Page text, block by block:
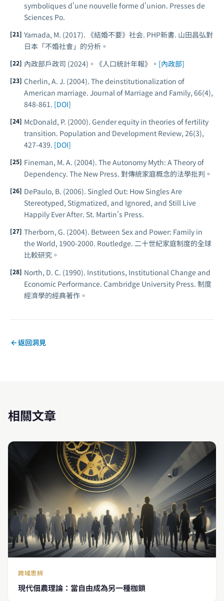
symboliques d'une nouvelle forme d'union. Presses de
Sciences Po.
Yamada, M. (2017). 《結婚不要》社会. PHP新書. 山田昌弘對
日本「不婚社會」的分析。
內政部戶政司 (2024)。《人口統計年報》。 [內政部]
Cherlin, A. J. (2004). The deinstitutionalization of
American marriage. Journal of Marriage and Family, 66(4),
848-861. [DOI]
McDonald, P. (2000). Gender equity in theories of fertility
transition. Population and Development Review, 26(3),
427-439. [DOI]
Fineman, M. A. (2004). The Autonomy Myth: A Theory of
Dependency. The New Press. 對傳統家庭概念的法學批判。
DePaulo, B. (2006). Singled Out: How Singles Are
Stereotyped, Stigmatized, and Ignored, and Still Live
Happily Ever After. St. Martin's Press.
Therborn, G. (2004). Between Sex and Power: Family in
the World, 1900-2000. Routledge. 二十世紀家庭制度的全球
比較研究。
North, D. C. (1990). Institutions, Institutional Change and
Economic Performance. Cambridge University Press. 制度
經濟學的經典著作。
返回洞見
相關文章
跨域思辨
現代佃農理論：當自由成為另一種枷鎖